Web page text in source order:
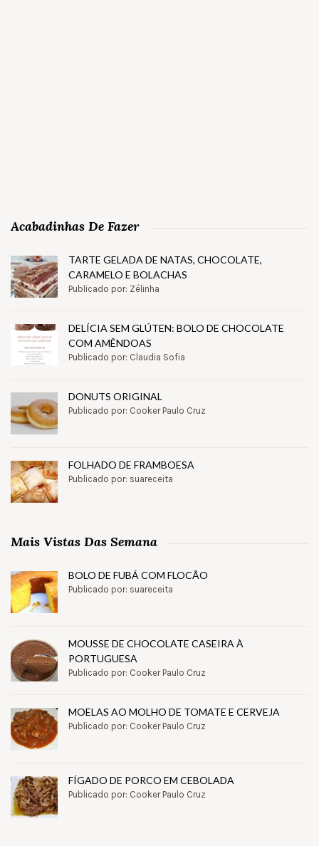
Acabadinhas De Fazer
TARTE GELADA DE NATAS, CHOCOLATE,
CARAMELO E BOLACHAS
Publicado por: Zélinha
DELÍCIA SEM GLÚTEN: BOLO DE CHOCOLATE
COM AMÊNDOAS
Publicado por: Claudia Sofia
DONUTS ORIGINAL
Publicado por: Cooker Paulo Cruz
FOLHADO DE FRAMBOESA
Publicado por: suareceita
Mais Vistas Das Semana
BOLO DE FUBÁ COM FLOCÃO
Publicado por: suareceita
MOUSSE DE CHOCOLATE CASEIRA À
PORTUGUESA
Publicado por: Cooker Paulo Cruz
MOELAS AO MOLHO DE TOMATE E CERVEJA
Publicado por: Cooker Paulo Cruz
FÍGADO DE PORCO EM CEBOLADA
Publicado por: Cooker Paulo Cruz